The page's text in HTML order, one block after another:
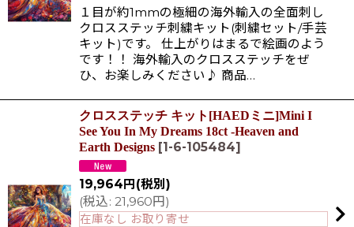
１目が約1mmの極細の海外輸入の全面刺し
クロスステッチ刺繍キット(刺繍セット/手芸
キット)です。 仕上がりはまるで絵画のよう
です！！ 海外輸入のクロスステッチをぜ
ひ、お楽しみください♪ 商品…
クロスステッチ キット[HAEDミニ]Mini I
See You In My Dreams 18ct -Heaven and
Earth Designs [1-6-105484]
19,964円(税別)
(税込: 21,960円)
在庫なし お取り寄せ